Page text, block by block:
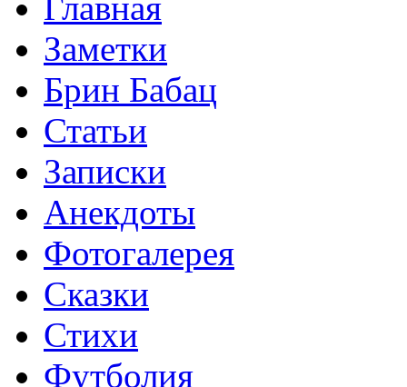
Заметки
Брин Бабац
Статьи
Записки
Анекдоты
Фотогалерея
Сказки
Стихи
Футболия